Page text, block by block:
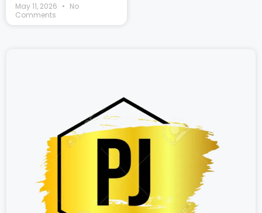
May 11, 2026
No
Comments